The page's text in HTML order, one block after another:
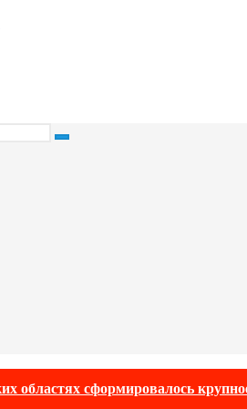
Искать
областях сформировалось